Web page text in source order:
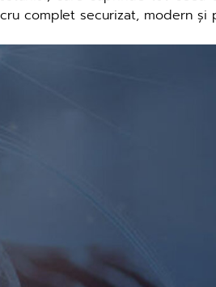
complet securizat, modern și